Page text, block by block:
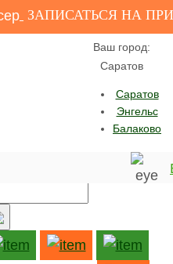
ЗАПИСАТЬСЯ НА
Ваш город:
Саратов
Саратов
Энгельс
Балаково
28-30
для слабовидящих